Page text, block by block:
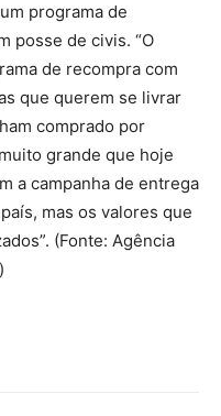
programa de
posse de civis. “O
de recompra com
que querem se livrar
comprado por
grande que hoje
a campanha de entrega
mas os valores que
(Fonte: Agência